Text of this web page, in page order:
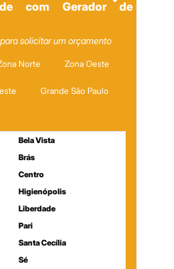
com Gerador de
solicitar um orçamento
Norte Zona Oeste
Grande São Paulo
Bela Vista
Brás
Centro
Higienópolis
Liberdade
Pari
Santa Cecília
Sé